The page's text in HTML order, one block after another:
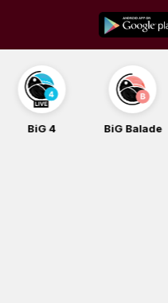
content
BiG 4 BiG Balade